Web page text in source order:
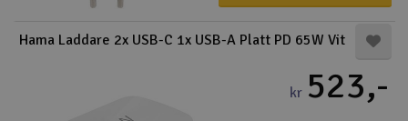
Hama Laddare 2x USB-C 1x USB-A Platt PD 65W Vit
kr 523,-